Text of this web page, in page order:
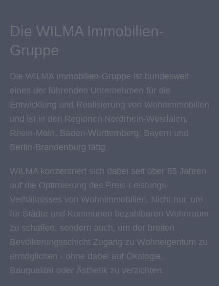
Die WILMA Immobilien-
Gruppe
Die WILMA Immobilien-Gruppe ist bundesweit
eines der führenden Unternehmen für die
Entwicklung und Realisierung von Wohnimmobilien
und ist in den Regionen Nordrhein-Westfalen,
Rhein-Main, Baden-Württemberg, Bayern und
Berlin-Brandenburg tätig.
WILMA konzentriert sich dabei seit über 85 Jahren
auf die Optimierung des Preis-Leistungs-
Verhältnisses von Wohnimmobilien. Nicht nur, um
für Städte und Kommunen bezahlbaren Wohnraum
zu schaffen, sondern auch, um der breiten
Bevölkerungsschicht Zugang zu Wohneigentum zu
ermöglichen - ohne dabei auf Ökologie,
Bauqualität oder Ästhetik zu verzichten.